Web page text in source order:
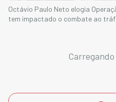
Octávio Paulo Neto elogia
tem impactado o combate ao